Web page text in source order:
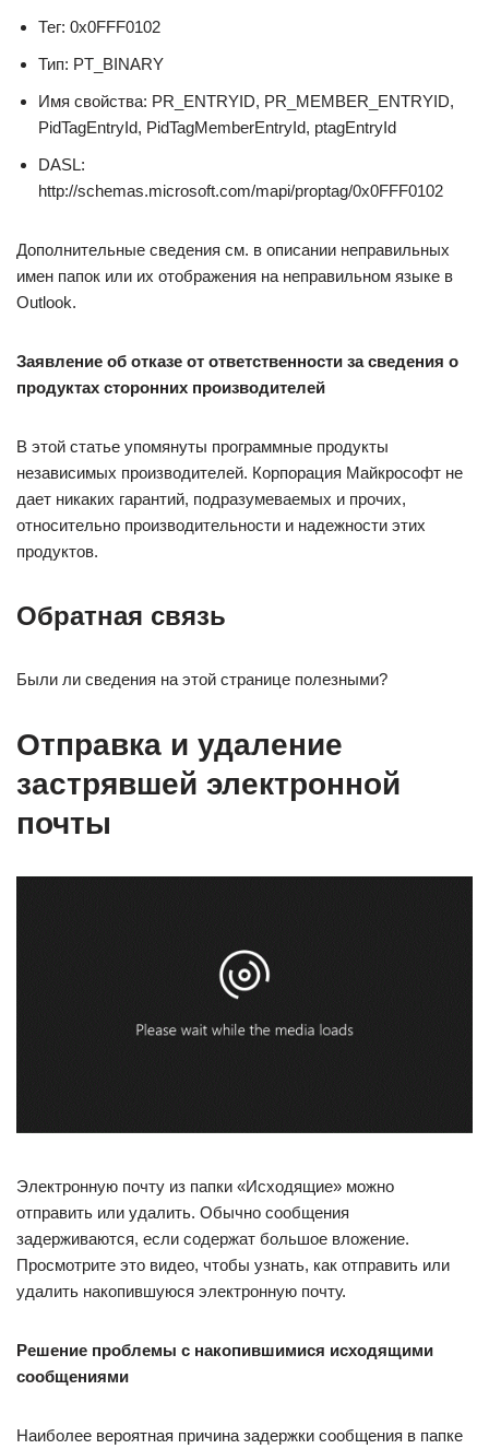
Тег: 0x0FFF0102
Тип: PT_BINARY
Имя свойства: PR_ENTRYID, PR_MEMBER_ENTRYID,
PidTagEntryId, PidTagMemberEntryId, ptagEntryId
DASL:
http://schemas.microsoft.com/mapi/proptag/0x0FFF0102
Дополнительные сведения см. в описании неправильных
имен папок или их отображения на неправильном языке в
Outlook.
Заявление об отказе от ответственности за сведения о
продуктах сторонних производителей
В этой статье упомянуты программные продукты
независимых производителей. Корпорация Майкрософт не
дает никаких гарантий, подразумеваемых и прочих,
относительно производительности и надежности этих
продуктов.
Обратная связь
Были ли сведения на этой странице полезными?
Отправка и удаление
застрявшей электронной
почты
Электронную почту из папки «Исходящие» можно
отправить или удалить. Обычно сообщения
задерживаются, если содержат большое вложение.
Просмотрите это видео, чтобы узнать, как отправить или
удалить накопившуюся электронную почту.
Решение проблемы с накопившимися исходящими
сообщениями
Наиболее вероятная причина задержки сообщения в папке